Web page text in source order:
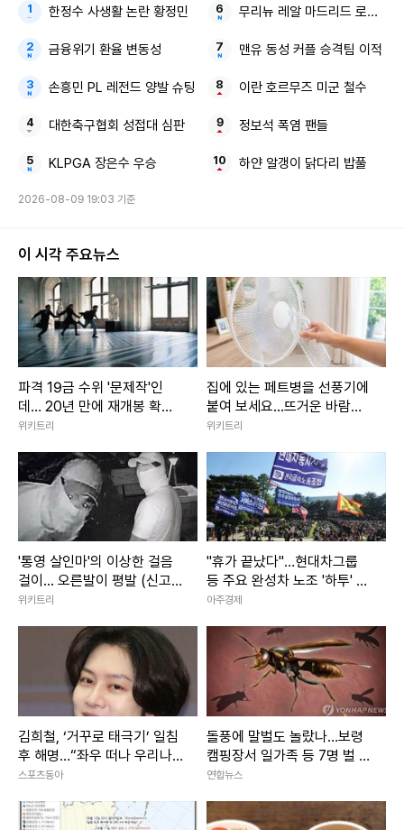
사진=안철수 국민의힘 의원 페이스북
끝으로 안 의원은 “특히 이번 사건에 대한 비판을 ‘MBC 흔들
기’라며 언론 탄압처럼 호도하는 것은 고인을 모독하고 유족에
힘을 비판해 온 MBC가 스스로에 대해서는 진영논리로 책임
을 회피한다면 전형적인 ‘내로남불’에 해당할 것”이라고 강조
했다.
한편 고인의 유족은 지난 23일 서울중앙지방법원에 고인의 동
료 직원을 상대로 직장 내 괴롭힘에 따른 손해배상 청구 소송
을 제기했다. 유족은 소장에 고인이 2021년 10월부터 지난해
9월 사망 직전까지 약 2년간 해당 동료의 폭언과 부당한 지시
로 고통받았다고 주장했다.
이에 MBC는 지난 27일 입장문을 통해 “오요안나가 프리랜서
기상 캐스터로 일하면서 자신의 고충을 담당 부서나 함께 일했
유서를 기초로 사실관계 확인을 요청한다면 MBC는 최단 시
한정수 사생활 논란 황정민
금융위기 환율 변동성
손흥민 PL 레전드 양발 슈팅
대한축구협회 성접대 심판
KLPGA 장은수 우승
무리뉴 레알 마드리드 로드리
맨유 동성 커플 승격팀 이적
이란 호르무즈 미군 철수
정보석 폭염 팬들
하얀 알갱이 닭다리 밥풀
2026-08-09 19:03 기준
이 시각 주요뉴스
파격 19금 수위 '문제작'인
데… 20년 만에 재개봉 확정
된 영화
위키트리
집에 있는 페트병을 선풍기에
붙여 보세요...뜨거운 바람이
확 달라졌습니다
위키트리
'통영 살인마'의 이상한 걸음
걸이... 오른발이 평발 (신고
금 1억)
위키트리
"휴가 끝났다"…현대차그룹
등 주요 완성차 노조 '하투' 재
개
아주경제
김희철, ‘거꾸로 태극기’ 일침
후 해명…“좌우 떠나 우리나
라 국기”[SD이슈]
스포츠동아
돌풍에 말벌도 놀랐나…보령
캠핑장서 일가족 등 7명 벌 쏘
임
연합뉴스